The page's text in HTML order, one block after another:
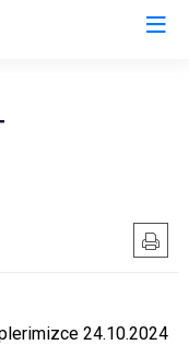
24.10.2024